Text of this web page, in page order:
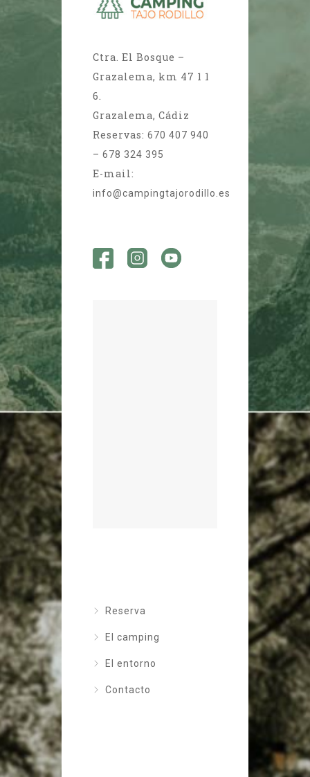
Ctra. El Bosque –
Grazalema, km 47 1 1
6.
Grazalema, Cádiz
Reservas: 670 407 940
– 678 324 395
E-mail:
info@campingtajorodillo.es
Reserva
El camping
El entorno
Contacto